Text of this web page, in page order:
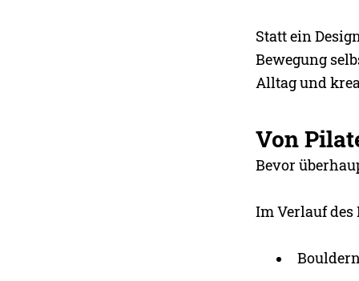
Statt ein
Bewegung
Alltag und
Von
Bevor
Im Verlauf